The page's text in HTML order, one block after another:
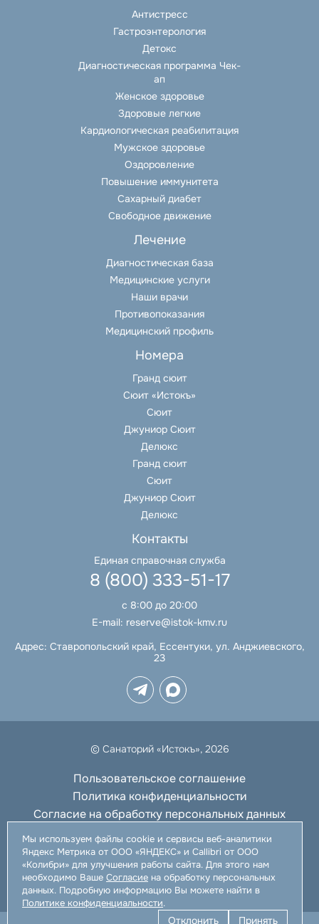
Антистресс
Гастроэнтерология
Детокс
Диагностическая программа Чек-
ап
Женское здоровье
Здоровые легкие
Кардиологическая реабилитация
Мужское здоровье
Оздоровление
Повышение иммунитета
Сахарный диабет
Свободное движение
Лечение
Диагностическая база
Медицинские услуги
Наши врачи
Противопоказания
Медицинский профиль
Номера
Гранд сюит
Сюит «Истокъ»
Сюит
Джуниор Сюит
Делюкс
Гранд сюит
Сюит
Джуниор Сюит
Делюкс
Контакты
Единая справочная служба
8 (800) 333-51-17
с 8:00 до 20:00
E-mail: reserve@istok-kmv.ru
Адрес: Ставропольский край, Ессентуки, ул. Анджиевского,
23
© Санаторий «Истокъ», 2026
Пользовательское соглашение
Политика конфиденциальности
Согласие на обработку персональных данных
Отозвать согласие
РазработаноWEBELEMENT
Мы используем файлы cookie и сервисы веб-аналитики
Яндекс Метрика от ООО «ЯНДЕКС» и Callibri от ООО
«Колибри» для улучшения работы сайта. Для этого нам
необходимо Ваше Согласие на обработку персональных
данных. Подробную информацию Вы можете найти в
Политике конфиденциальности.
Отклонить Принять